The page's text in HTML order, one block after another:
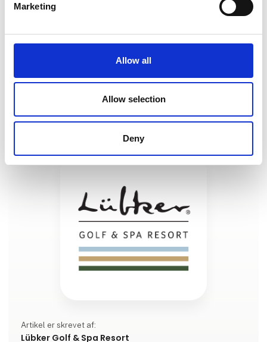
Marketing
Allow all
Allow selection
Deny
5. februar 2024
hygge og masser af selvforkælelse? Så grib
muligheden for et spaophold hos Lübker, hvor du kan
Artikel er skrevet af:
Lübker Golf & Spa Resort